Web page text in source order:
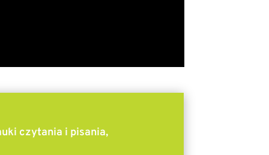
czytania i pisania,